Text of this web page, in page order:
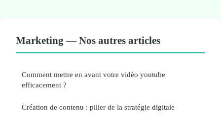
Marketing — Nos autres articles
Comment mettre en avant votre vidéo youtube
efficacement ?
Création de contenu : pilier de la stratégie digitale